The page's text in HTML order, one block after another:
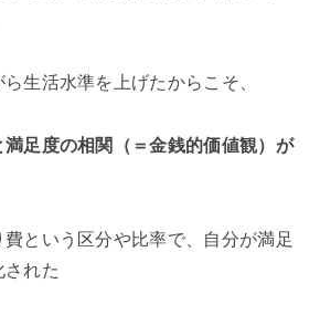
生活水準を上げたからこそ、
足度の相関（＝金銭的価値観）が
という区分や比率で、自分が満足
された